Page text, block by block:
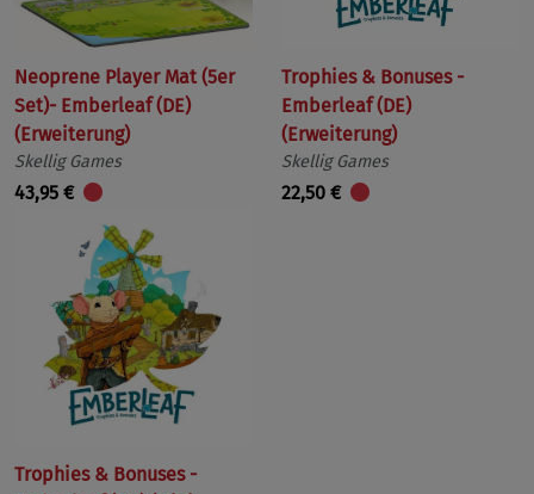
Neoprene Player Mat (5er
Set)- Emberleaf (DE)
(Erweiterung)
Skellig Games
43,95 €
Trophies & Bonuses -
Emberleaf (DE)
(Erweiterung)
Skellig Games
22,50 €
Trophies & Bonuses -